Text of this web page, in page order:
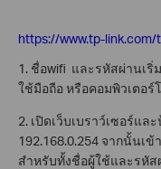
https://www.tp-
1. ชื่อwifi และรหัสผ่านเ
ใช้มือถือ หรือคอมพิวเตอ
2. เปิดเว็บเบราว์เซอร์แ
192.168.0.254 จากนั้นเ
สำหรับทั้งชื่อผู้ใช้และรหัส